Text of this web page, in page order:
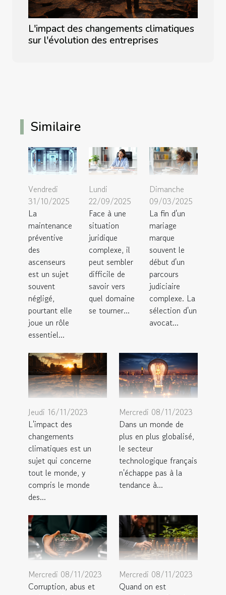
L'impact des changements climatiques
sur l'évolution des entreprises
Similaire
Vendredi
31/10/2025
La
maintenance
préventive
des
ascenseurs
est un sujet
souvent
négligé,
pourtant elle
joue un rôle
essentiel...
Lundi
22/09/2025
Face à une
situation
juridique
complexe, il
peut sembler
difficile de
savoir vers
quel domaine
se tourner...
Dimanche
09/03/2025
La fin d'un
mariage
marque
souvent le
début d'un
parcours
judiciaire
complexe. La
sélection d'un
avocat...
Jeudi 16/11/2023
L'impact des
changements
climatiques est un
sujet qui concerne
tout le monde, y
compris le monde
des...
Mercredi 08/11/2023
Dans un monde de
plus en plus globalisé,
le secteur
technologique français
n'échappe pas à la
tendance à...
Mercredi 08/11/2023
Corruption, abus et
Mercredi 08/11/2023
Quand on est